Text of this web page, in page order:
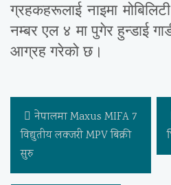
ग्रहकहरूलाई नाइमा
नम्बर एल ४ मा पुगेर हुन्डाई
आग्रह गरेको छ।
नेपालमा Maxus MIFA 7
विद्युतीय लक्जरी MPV बिक्री
सुरु